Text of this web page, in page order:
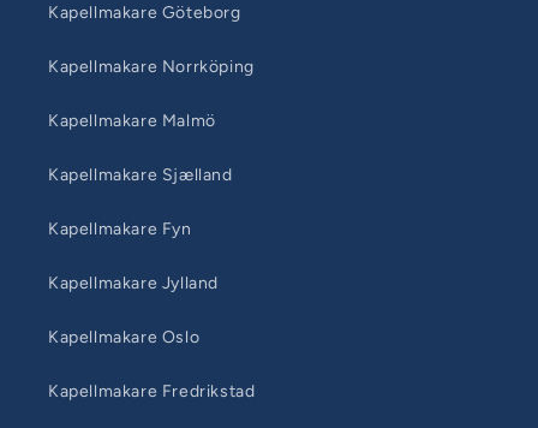
Kapellmakare Göteborg
Kapellmakare Norrköping
Kapellmakare Malmö
Kapellmakare Sjælland
Kapellmakare Fyn
Kapellmakare Jylland
Kapellmakare Oslo
Kapellmakare Fredrikstad